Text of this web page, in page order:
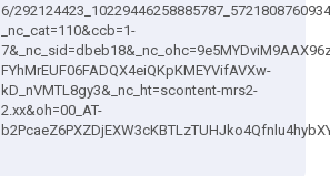
6/
_nc_cat=110&ccb=1-
FYhMrEUF06FADQX4eiQKpKMEYVifAVXw-
kD_nVMTL8gy3&_nc_ht=scontent-mrs2-
2.xx&oh=00_AT-